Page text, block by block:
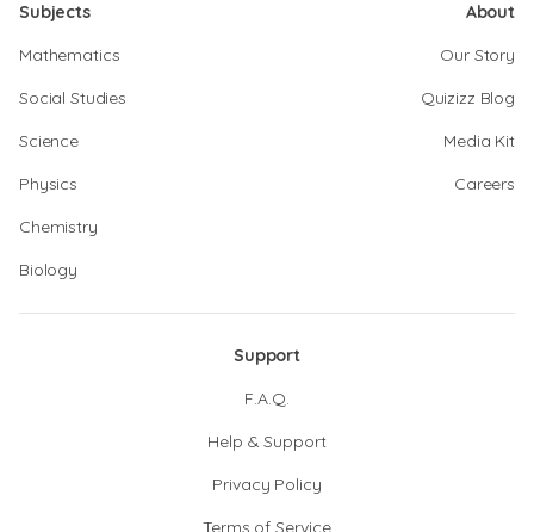
Subjects
Mathematics
Social Studies
Science
Physics
Chemistry
Biology
About
Our Story
Quizizz Blog
Media Kit
Careers
Support
F.A.Q.
Help & Support
Privacy Policy
Terms of Service